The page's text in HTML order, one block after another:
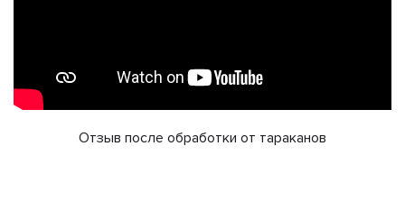
Отзыв после обработки от тараканов